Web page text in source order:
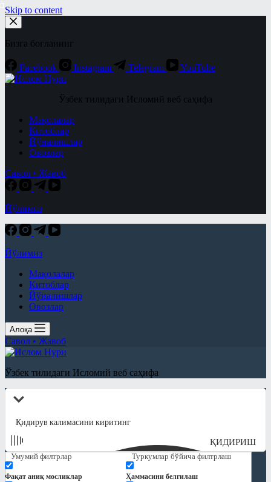
Skip to content
Бизга боғланинг
Facebook Instagram Telegram YouTube
Ўзбек тилидаги Исломий веб саҳифа
Мақолалар
Китоблар
Йўналишлар
Овозлар
Савол • Жавоб
Йўлимиз
Йўлимиз
Мақолалар
Китоблар
Йўналишлар
Овозлар
Алоқа
Савол • Жавоб
Ўзбек тилидаги Исломий веб саҳифа
ҚИДИРИШ
Умумий филтрлар
Фақат аниқ мосликлар
Туркумлар бўйича филтрлаш
Ҳаммасини белгилаш